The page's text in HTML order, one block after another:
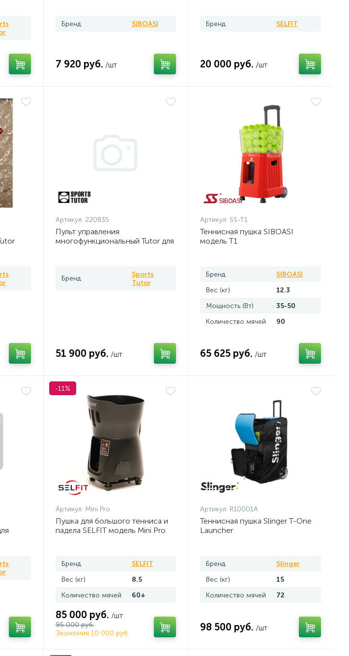
Бренд SIBOASI
7 920 руб. /шт
Бренд SELFIT
20 000 руб. /шт
Артикул: 220835
Пульт управления
многофункциональный Tutor для
Бренд
Sports
Tutor
51 900 руб. /шт
Артикул: SS-T1
Теннисная пушка SIBOASI
модель T1
Бренд
SIBOASI
Вес (кг)
12.3
Мощность (Вт)
35-50
Количество мячей
90
65 625 руб. /шт
-11%
Артикул: Mini Pro
Пушка для большого тенниса и
падела SELFIT модель Mini Pro
Бренд
SELFIT
Вес (кг)
8.5
Количество мячей
60+
85 000 руб. /шт
95 000 руб.
Экономия 10 000 руб.
Артикул: R10001A
Теннисная пушка Slinger T-One
Launcher
Бренд
Slinger
Вес (кг)
15
Количество мячей
72
98 500 руб. /шт